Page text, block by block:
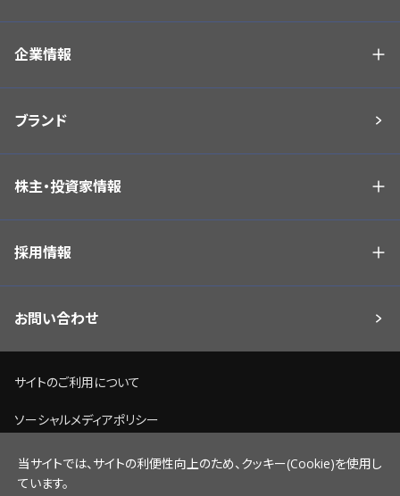
企業情報
ブランド
株主・投資家情報
採用情報
お問い合わせ
サイトのご利用について
ソーシャルメディアポリシー
個人情報保護方針
当サイトでは、サイトの利便性向上のため、クッキー(Cookie)を使用し
ています。